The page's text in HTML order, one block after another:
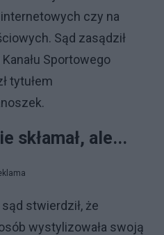
czy na
Sąd zasądził
Sportowego
tytułem
skłamał, ale...
stwierdził, że
wystylizowała swoją